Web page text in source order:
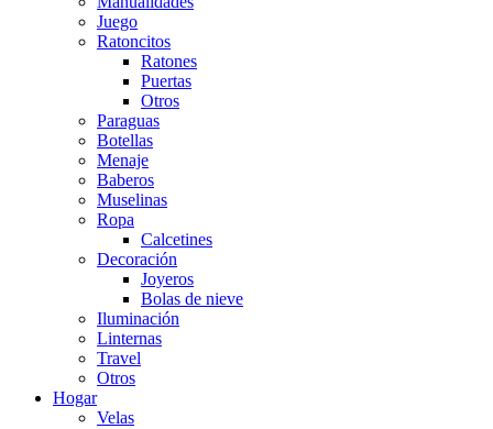
Juego
Ratoncitos
Ratones
Puertas
Otros
Paraguas
Botellas
Menaje
Baberos
Muselinas
Ropa
Calcetines
Decoración
Joyeros
Bolas de nieve
Iluminación
Linternas
Travel
Otros
Hogar
Velas